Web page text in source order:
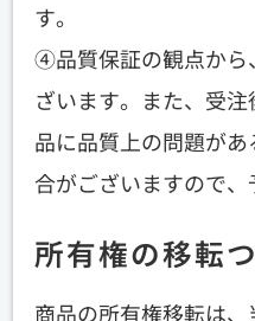
す。
④品質保証の観点から
ざいます。また、受
品に品質上の問題が
合がございますので、
所有権の移転
商品の所有権移転は